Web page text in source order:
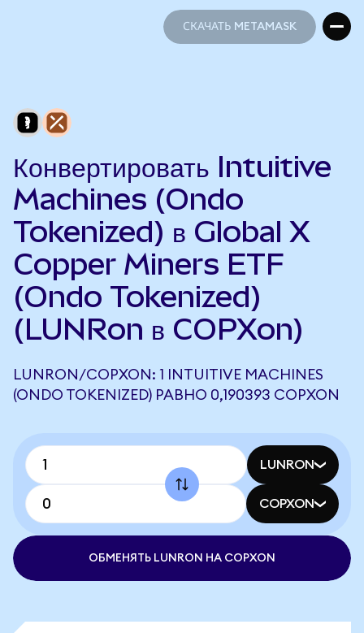
СКАЧАТЬ METAMASK
Конвертировать Intuitive
Machines (Ondo
Tokenized) в Global X
Copper Miners ETF
(Ondo Tokenized)
(LUNRon в COPXon)
LUNRON/COPXON: 1 INTUITIVE MACHINES
(ONDO TOKENIZED) РАВНО 0,190393 COPXON
LUNRON
COPXON
ОБМЕНЯТЬ LUNRON НА COPXON